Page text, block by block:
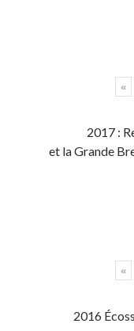
«
2017 :
et la Grande
«
2016